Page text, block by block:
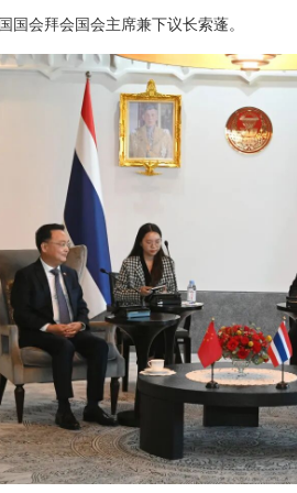
国会拜会国会主席兼下议长索蓬。